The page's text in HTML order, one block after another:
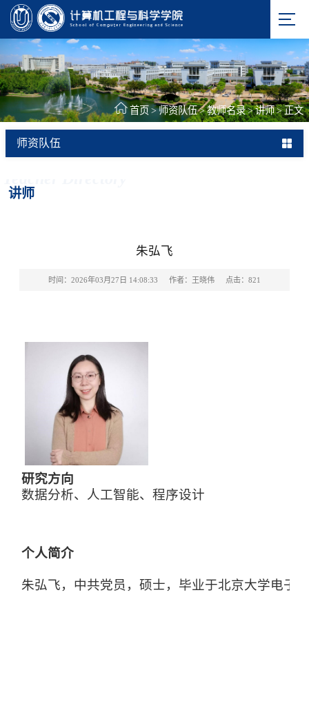
首页 >师资队伍>教师名录>讲师>正文
师资队伍
讲师
朱弘飞
时间：2026年03月27日 14:08:33 作者：王晓伟 点击： 821
研究方向
数据分析、人工智能、程序设计
个人简介
朱弘飞，中共党员，硕士，毕业于北京大学电子